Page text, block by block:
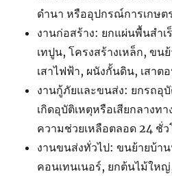
ดำนา หรืออุปกรณ์การเกษต
งานก่อสร้าง: ยกแผ่นพื้นสำเ
เทปูน, โครงสร้างเหล็ก, ขน
เสาไฟฟ้า, ผนังกั้นดิน, เสาต
งานกู้ภัยและขนส่ง: ยกรถอุ
เกิดอุบัติเหตุหรือเสียกลางท
ความช่วยเหลือตลอด 24 ชั่ว
งานขนส่งทั่วไป: ขนย้ายบ้า
คอนเทนเนอร์, ยกต้นไม้ใหญ่